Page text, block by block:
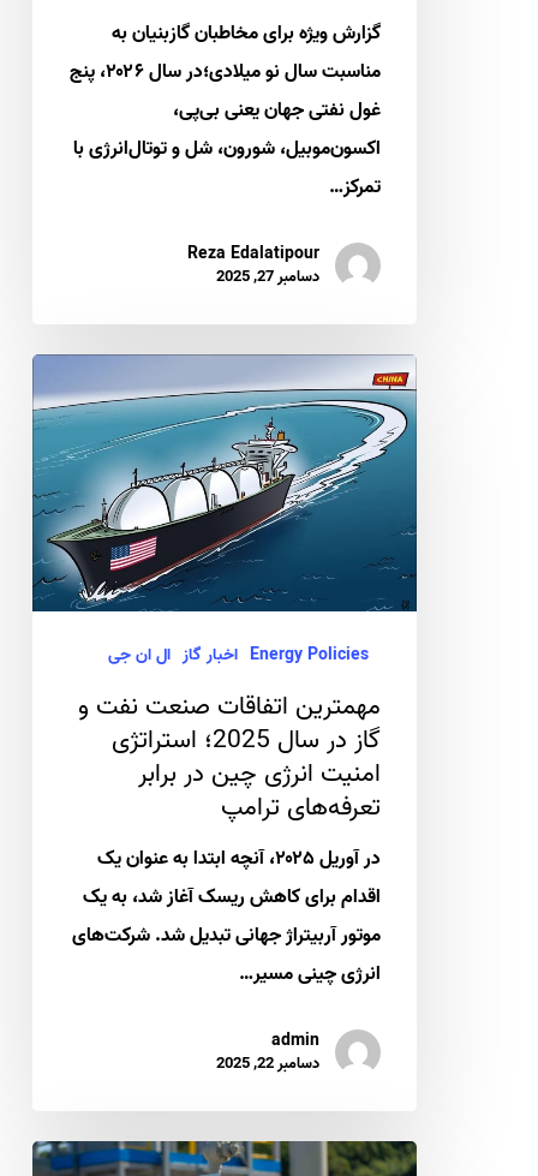
2026
گزارش ویژه برای مخاطبان گازبنیان به
مناسبت سال نو میلادی؛در سال ۲۰۲۶، پنج
غول نفتی جهان یعنی بی‌پی،
اکسون‌موبیل، شورون، شل و توتال‌انرژی با
تمرکز…
Reza Edalatipour
دسامبر 27, 2025
مهمترین
اتفاقات
صنعت
و
گاز
در
امنیت
انرژی
تعرفه‌های
ترامپ
Energy Policies اخبار گاز ال ان جی
مهمترین اتفاقات صنعت نفت و
گاز در سال 2025؛ استراتژی
امنیت انرژی چین در برابر
تعرفه‌های ترامپ
در آوریل ۲۰۲۵، آنچه ابتدا به عنوان یک
اقدام برای کاهش ریسک آغاز شد، به یک
موتور آربیتراژ جهانی تبدیل شد. شرکت‌های
انرژی چینی مسیر…
admin
دسامبر 22, 2025
قیمت